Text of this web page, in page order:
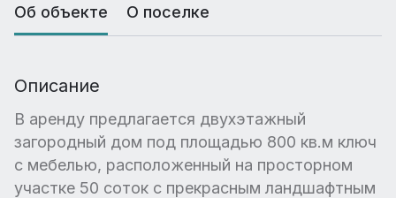
Об объекте О поселке
Описание
В аренду предлагается двухэтажный
загородный дом под площадью 800 кв.м ключ
с мебелью, расположенный на просторном
участке 50 соток с прекрасным ландшафтным